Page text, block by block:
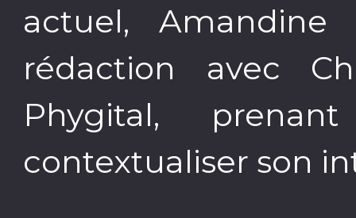
actuel,
rédaction avec
Phygital,
contextualiser son